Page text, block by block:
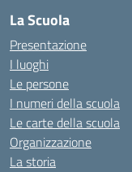
La Scuola
Presentazione
I luoghi
Le persone
I numeri della scuola
Le carte della scuola
Organizzazione
La storia